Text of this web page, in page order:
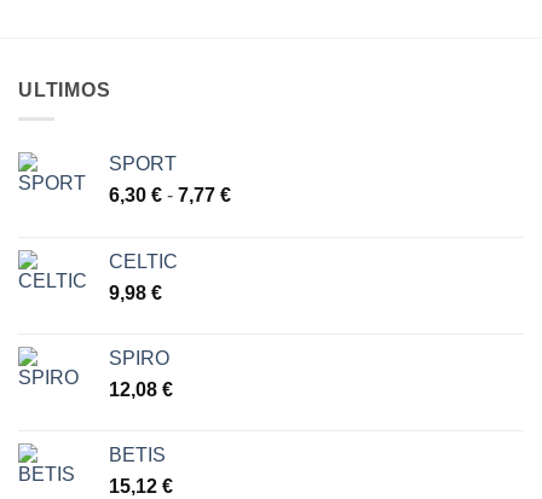
ULTIMOS
SPORT
6,30 € - 7,77 €Rango
CELTIC
9,98 €
SPIRO
12,08 €
BETIS
15,12 €